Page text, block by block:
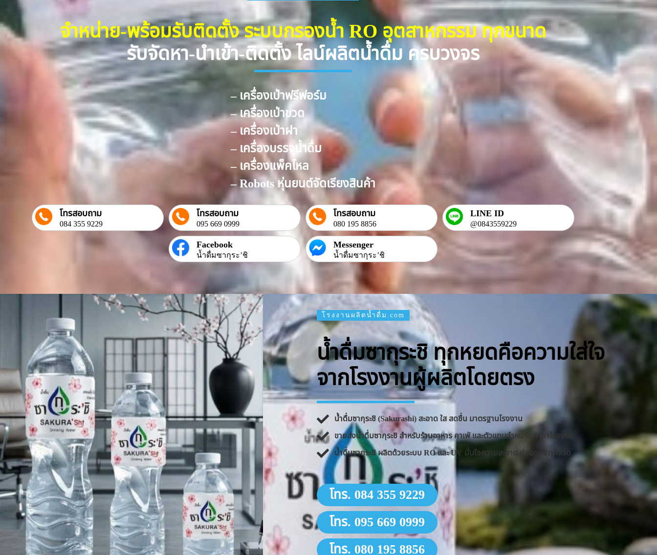
จำหน่าย-พร้อมรับติดตั้ง ระบบกรองน้ำ RO อุตสาหกรรม ทุกขนาด
รับจัดหา-นำเข้า-ติดตั้ง ไลน์ผลิตน้ำดื่ม ครบวงจร
– เครื่องเป่าฟรีฟอร์ม
– เครื่องเป่าขวด
– เครื่องเป่าฝา
– เครื่องบรรจุน้ำดื่ม
– เครื่องแพ็คโหล
– Robots หุ่นยนต์จัดเรียงสินค้า
โทรสอบถาม
084 355 9229
โทรสอบถาม
095 669 0999
โทรสอบถาม
080 195 8856
LINE ID
@0843559229
Facebook
น้ำดื่มซากุระ’ชิ
Messenger
น้ำดื่มซากุระ’ชิ
โรงงานผลิตน้ำดื่ม.com
น้ำดื่มซากุระชิ ทุกหยดคือความใส่ใจ
จากโรงงานผู้ผลิตโดยตรง
น้ำดื่มซากุระชิ (Sakurashi) สะอาด ใส สดชื่น มาตรฐานโรงงาน
ขายส่งน้ำดื่มซากุระชิ สำหรับร้านอาหาร คาเฟ่ และตัวแทนจำหน่าย ราคาโรงงาน
น้ำดื่มซากุระชิ ผลิตด้วยระบบ RO และ UV มั่นใจความสะอาด ปลอดภัยทุกขวด
โทร. 084 355 9229
โทร. 095 669 0999
โทร. 080 195 8856